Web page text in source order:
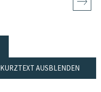
KURZTEXT AUSBLENDEN